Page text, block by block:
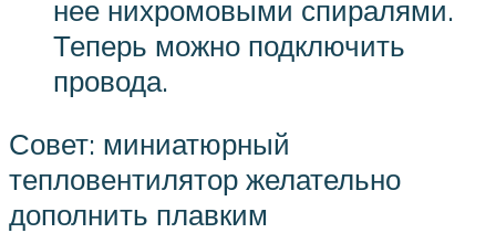
нее нихромовыми спиралями.
Теперь можно подключить
провода.
Совет: миниатюрный
тепловентилятор желательно
дополнить плавким